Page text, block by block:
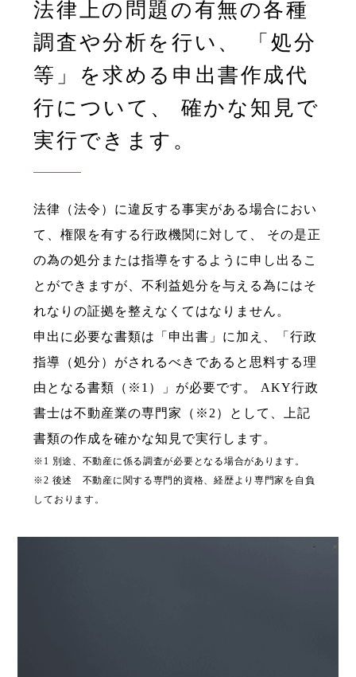
法律上の問題の有無の各種
調査や分析を行い、
「処分
等」を求める申出書作成代
行について、
確かな知見で
実行できます。
法律（法令）に違反する事実がある場合におい
て、権限を有する行政機関に対して、
その是正
の為の処分または指導をするように申し出るこ
とができますが、不利益処分を与える為にはそ
れなりの証拠を整えなくてはなりません。
申出に必要な書類は「申出書」に加え、「行政
指導（処分）がされるべきであると思料する理
由と なる書類（※1）」が必要です。
AKY行政
書士は不動産業の専門家（※2）として、上記
書類の作成を確かな知見で実行します。
※1 別途、不動産に係る調査が必要となる場合があります。
※2 後述 不動産に関する専門的資格、経歴より専門家を自負
しております。